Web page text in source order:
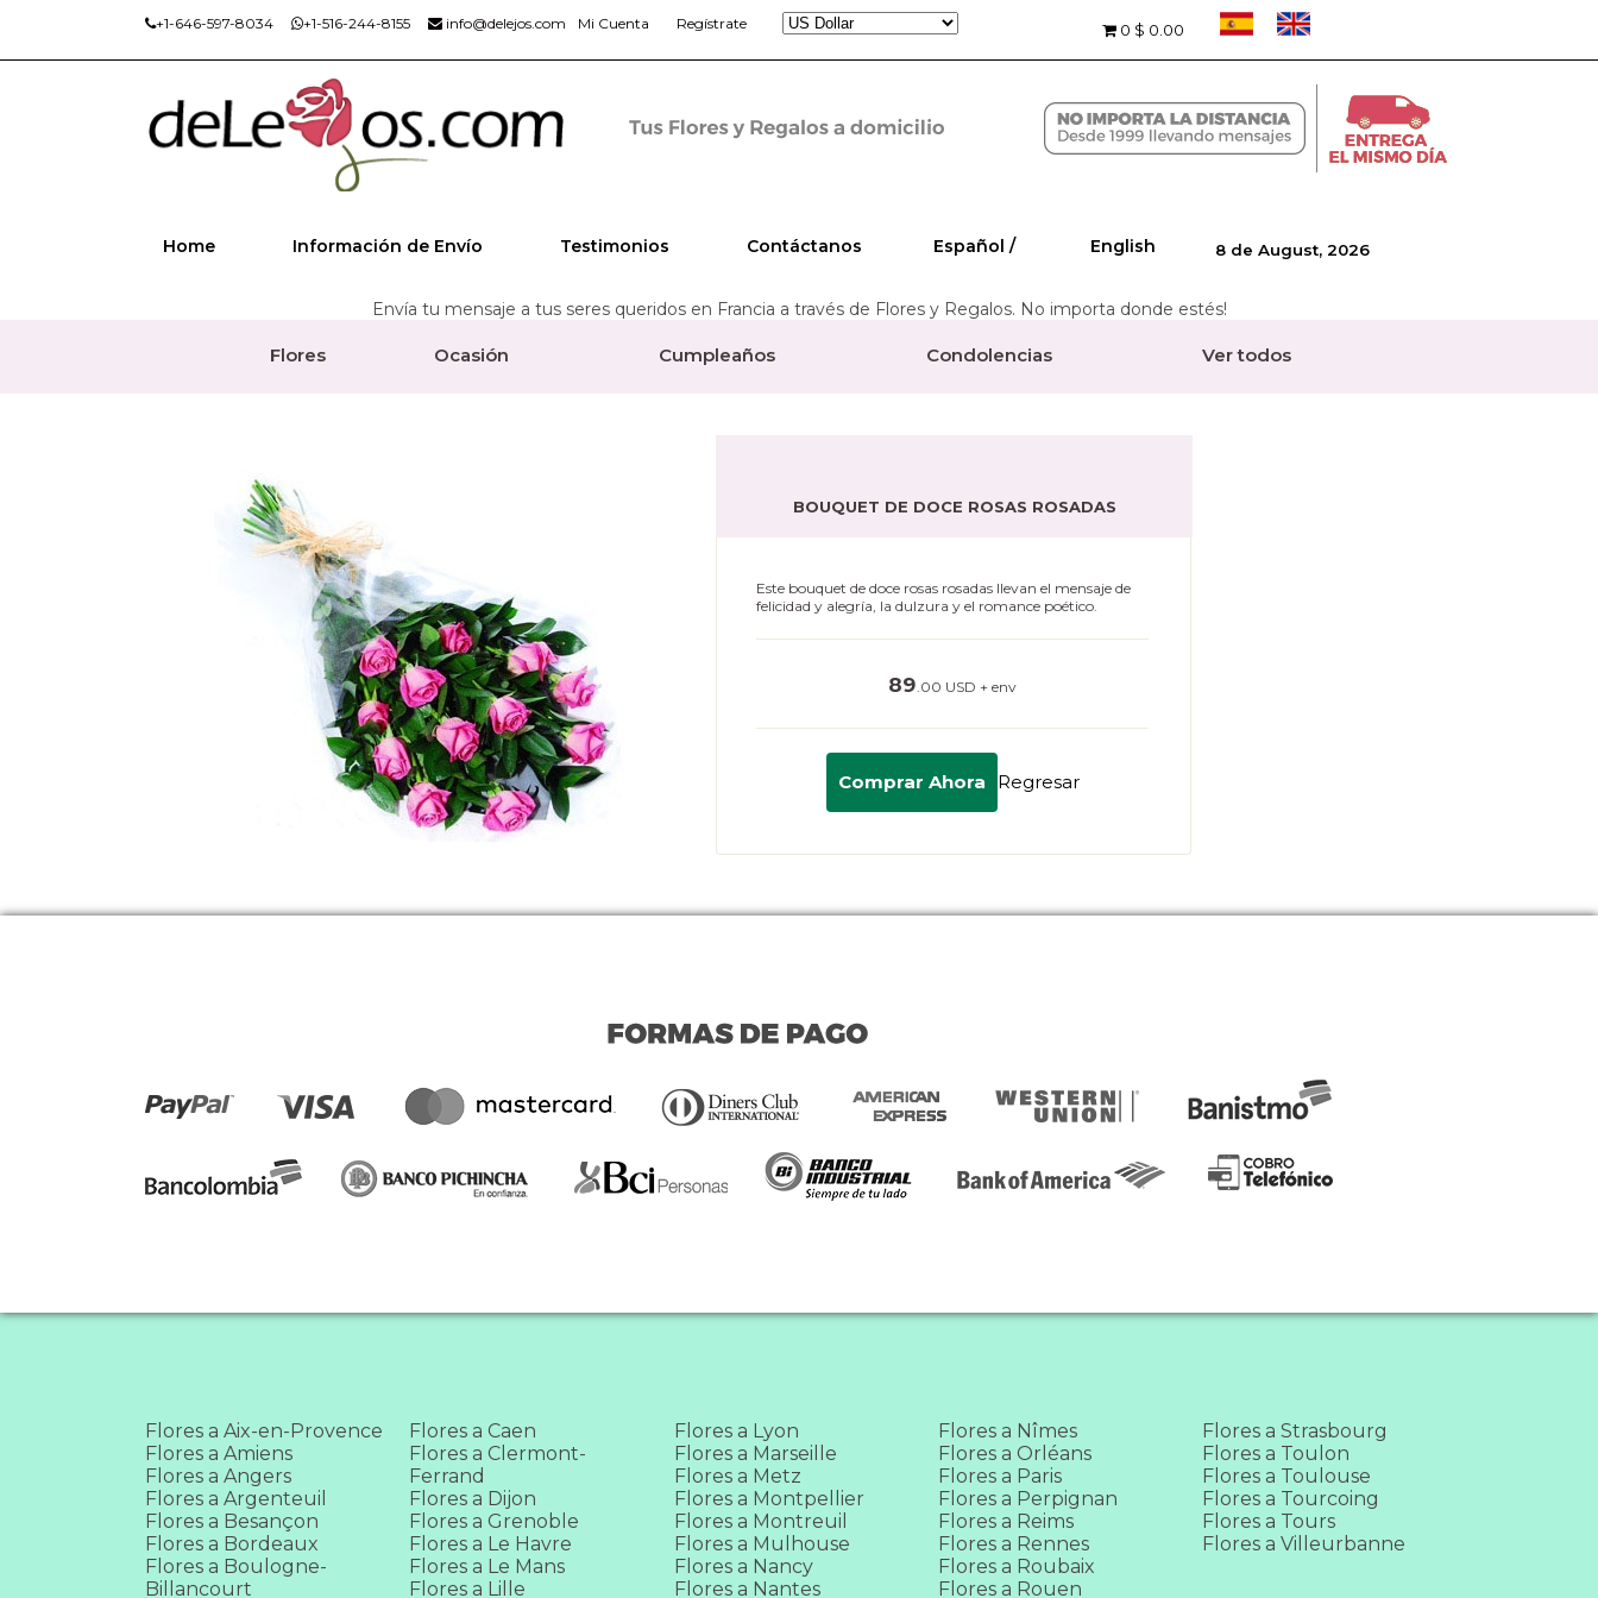
+1-646-597-8034 +1-516-244-8155 info@delejos.com Mi Cuenta Regístrate 0 $ 0.00
Home Información de Envío Testimonios Contáctanos Español / English 8 de August, 2026
Envía tu mensaje a tus seres queridos en Francia a través de Flores y Regalos. No importa donde estés!
Flores Ocasión Cumpleaños Condolencias Ver todos
BOUQUET DE DOCE ROSAS ROSADAS
Este bouquet de doce rosas rosadas llevan el mensaje de
felicidad y alegría, la dulzura y el romance poético.
89.00 USD + env
Comprar Ahora Regresar
Flores a Aix-en-Provence
Flores a Amiens
Flores a Angers
Flores a Argenteuil
Flores a Besançon
Flores a Bordeaux
Flores a Boulogne-
Billancourt
Flores a Caen
Flores a Clermont-
Ferrand
Flores a Dijon
Flores a Grenoble
Flores a Le Havre
Flores a Le Mans
Flores a Lille
Flores a Lyon
Flores a Marseille
Flores a Metz
Flores a Montpellier
Flores a Montreuil
Flores a Mulhouse
Flores a Nancy
Flores a Nantes
Flores a Nîmes
Flores a Orléans
Flores a Paris
Flores a Perpignan
Flores a Reims
Flores a Rennes
Flores a Roubaix
Flores a Rouen
Flores a Strasbourg
Flores a Toulon
Flores a Toulouse
Flores a Tourcoing
Flores a Tours
Flores a Villeurbanne